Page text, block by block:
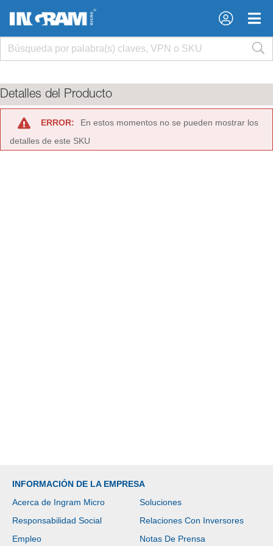
×
×
Detalles del Producto
ERROR:
En estos momentos no se pueden mostrar los
detalles de este SKU
INFORMACIÓN DE LA EMPRESA
Acerca de Ingram Micro
Soluciones
Responsabilidad Social
Relaciones Con Inversores
Empleo
Notas De Prensa